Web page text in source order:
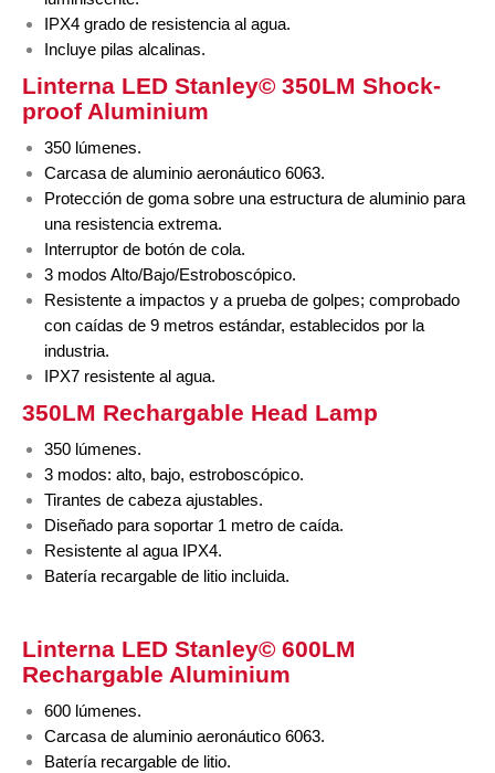
IPX4 grado de resistencia al agua.
Incluye pilas alcalinas.
Linterna LED Stanley© 350LM Shock-
proof Aluminium
350 lúmenes.
Carcasa de aluminio aeronáutico 6063.
Protección de goma sobre una estructura de aluminio para
una resistencia extrema.
Interruptor de botón de cola.
3 modos Alto/Bajo/Estroboscópico.
Resistente a impactos y a prueba de golpes; comprobado
con caídas de 9 metros estándar, establecidos por la
industria.
IPX7 resistente al agua.
350LM Rechargable Head Lamp
350 lúmenes.
3 modos: alto, bajo, estroboscópico.
Tirantes de cabeza ajustables.
Diseñado para soportar 1 metro de caída.
Resistente al agua IPX4.
Batería recargable de litio incluida.
Linterna LED Stanley© 600LM
Rechargable Aluminium
600 lúmenes.
Carcasa de aluminio aeronáutico 6063.
Batería recargable de litio.